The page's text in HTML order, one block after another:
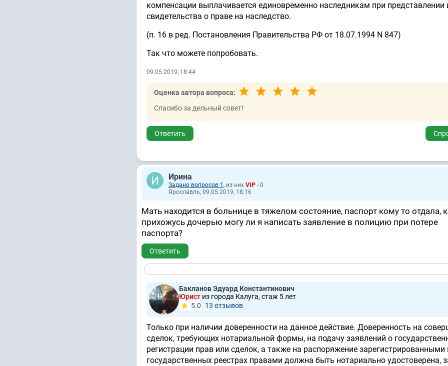
компенсации выплачивается единовременно наследникам при представлении
свидетельства о праве на наследство.
(п. 16 в ред. Постановления Правительства РФ от 18.07.1994 N 847)
Так что можете попробовать.
09.05.2019, 18:44
Оценка автора вопроса:
Спасибо за дельный совет!
Ответить
Ирина
Задано вопросов 1 , из них VIP - 0
Ярославль, 09.05.2019, 18:16
Мать находится в больнице в тяжелом состояние, паспорт кому то отдала,
прихожусь дочерью могу ли я написать заявление в полицию при потере
паспорта?
Ответить
Бакланов Эдуард Константинович
Юрист из города Калуга, стаж 5 лет
5.0
13 отзывов
Только при наличии доверенности на данное действие. Доверенность на
сделок, требующих нотариальной формы, на подачу заявлений о
регистрации прав или сделок, а также на распоряжение зарегистрированными
государственных реестрах правами должна быть нотариально удостоверена,